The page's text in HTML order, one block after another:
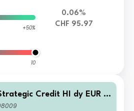
+50%
10
0.06%
CHF 95.97
Credit HI dy EUR A